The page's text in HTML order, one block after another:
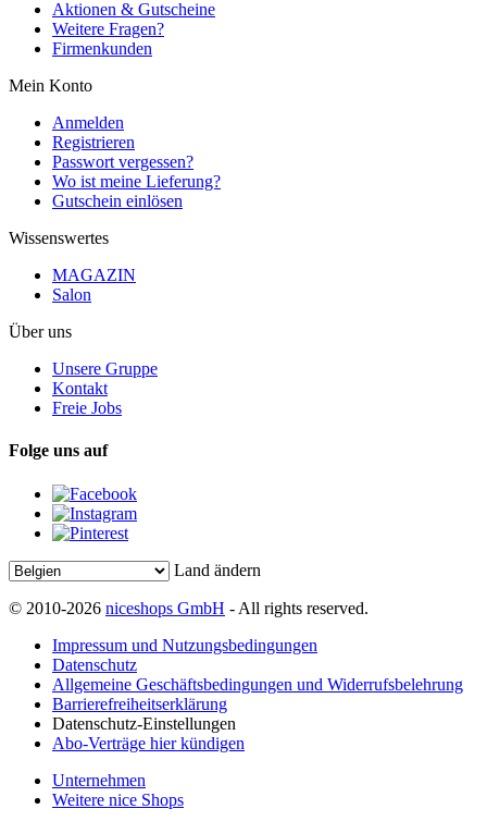
Aktionen & Gutscheine
Weitere Fragen?
Firmenkunden
Mein Konto
Anmelden
Registrieren
Passwort vergessen?
Wo ist meine Lieferung?
Gutschein einlösen
Wissenswertes
MAGAZIN
Salon
Über uns
Unsere Gruppe
Kontakt
Freie Jobs
Folge uns auf
Land ändern
© 2010-2026 niceshops GmbH - All rights reserved.
Impressum und Nutzungsbedingungen
Datenschutz
Allgemeine Geschäftsbedingungen und Widerrufsbelehrung
Barrierefreiheitserklärung
Datenschutz-Einstellungen
Abo-Verträge hier kündigen
Unternehmen
Weitere nice Shops